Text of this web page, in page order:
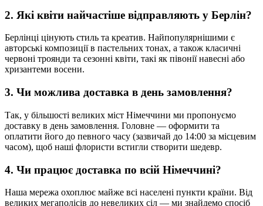
2. Які квіти найчастіше відправляють у Берлін?
Берлінці цінують стиль та креатив. Найпопулярнішими є
авторські композиції в пастельних тонах, а також класичні
червоні троянди та сезонні квіти, такі як півонії навесні або
хризантеми восени.
3. Чи можлива доставка в день замовлення?
Так, у більшості великих міст Німеччини ми пропонуємо
доставку в день замовлення. Головне — оформити та
оплатити його до певного часу (зазвичай до 14:00 за місцевим
часом), щоб наші флористи встигли створити шедевр.
4. Чи працює доставка по всій Німеччині?
Наша мережа охоплює майже всі населені пункти країни. Від
великих мегаполісів до невеликих сіл — ми знайдемо спосіб